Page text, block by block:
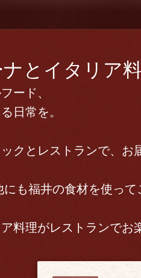
ナとイタリア
ード、
日常を。
クとレストランで、お
にも福井の食材を使っ
料理がレストランでお